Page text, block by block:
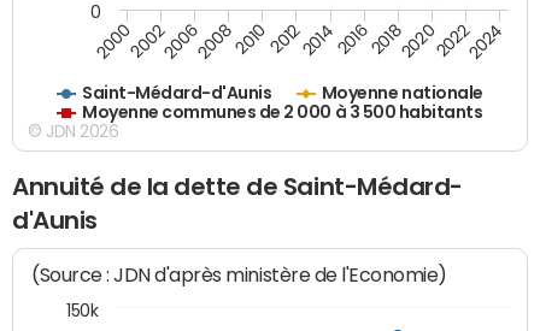
Saint-Médard-d'Aunis
Moyenne nationale
Moyenne communes de 2 000 à 3 500 habitants
200020022006200820102012201420162018202020222024
0
© JDN 2026
Annuité de la dette de Saint-Médard-
d'Aunis
(Source : JDN d'après ministère de l'Economie)
150k